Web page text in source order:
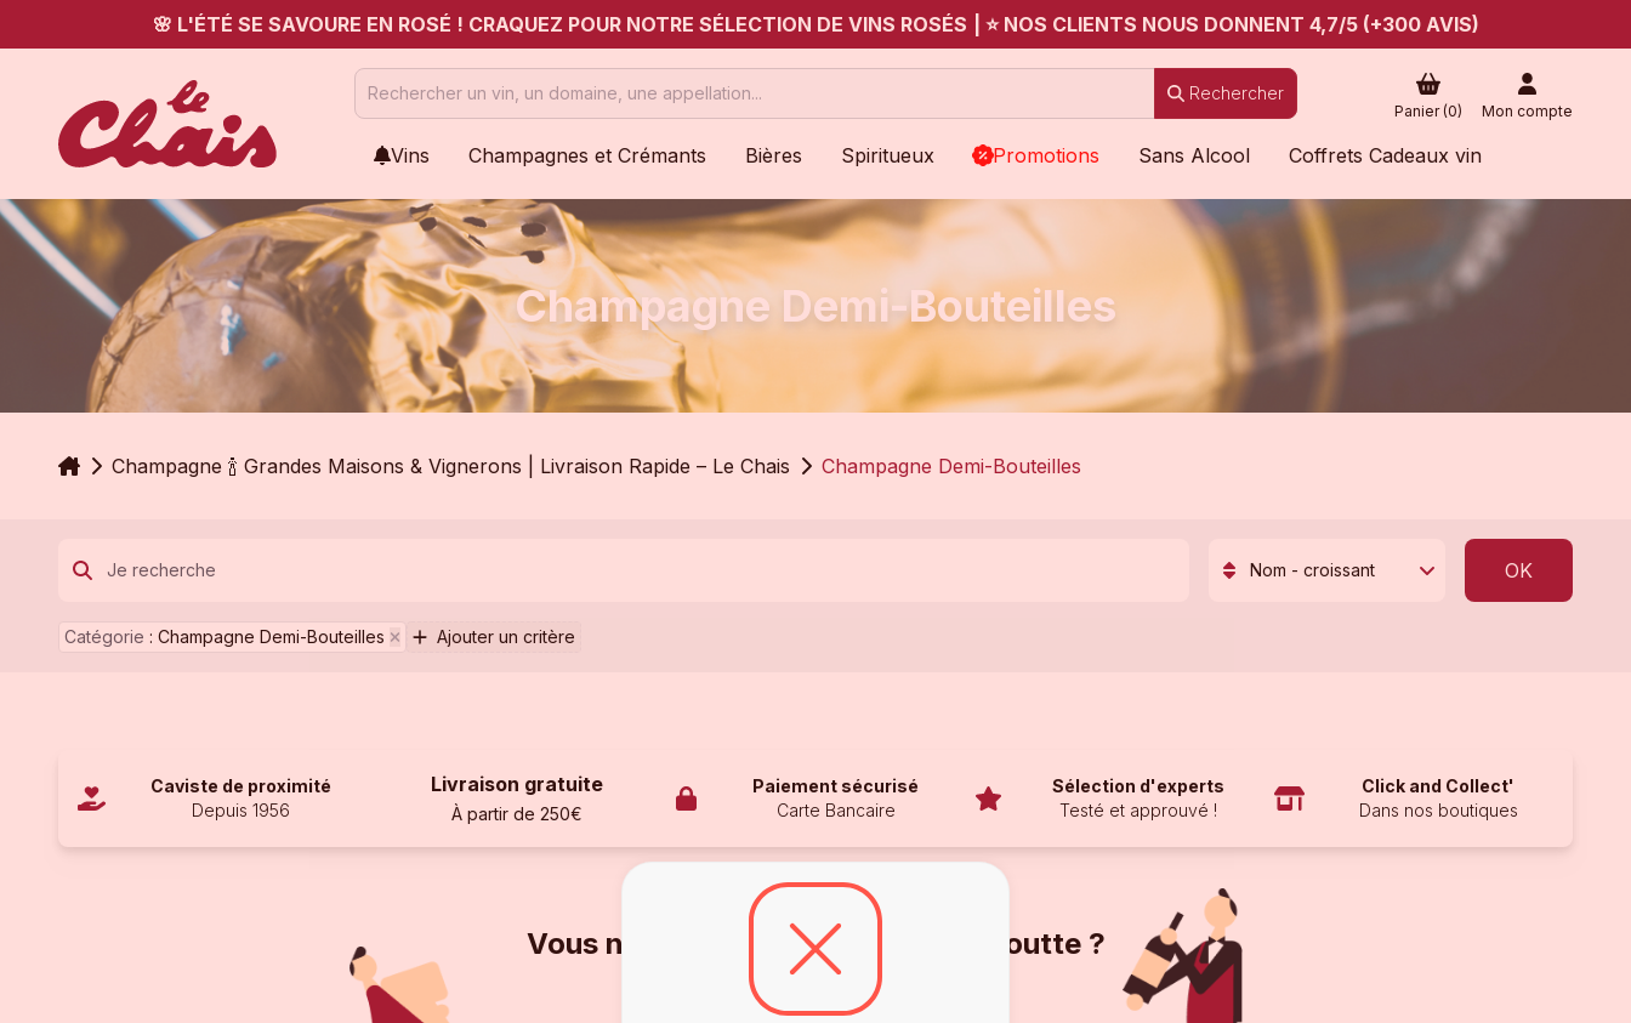
🌸 L'ÉTÉ SE SAVOURE EN ROSÉ ! CRAQUEZ POUR NOTRE SÉLECTION DE VINS ROSÉS ⭐ NOS CLIENTS NOUS DONNENT 4,7/5 (+300 AVIS)
Rechercher
Panier (0) Mon compte
Vins Champagnes et Crémants Bières Spiritueux Promotions Sans Alcool Coffrets Cadeaux vin
Champagne Demi-Bouteilles
AccueilChampagne 🍾 Grandes Maisons & Vignerons | Livraison Rapide – Le Chais Champagne Demi-Bouteilles
Nom - croissant OK
Catégorie : Champagne Demi-Bouteilles Ajouter un critère
Caviste de proximité
Depuis 1956
Livraison gratuite
À partir de 250€
Paiement sécurisé
Carte Bancaire
Sélection d'experts
Testé et approuvé !
Click and Collect'
Dans nos boutiques
Vous ne voulez pas en rater une goutte ?
Inscrivez-vous à notre Newsletter !